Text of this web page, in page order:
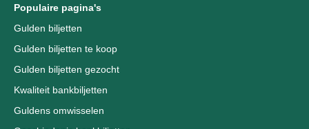
Populaire pagina's
Gulden biljetten
Gulden biljetten te koop
Gulden biljetten gezocht
Kwaliteit bankbiljetten
Guldens omwisselen